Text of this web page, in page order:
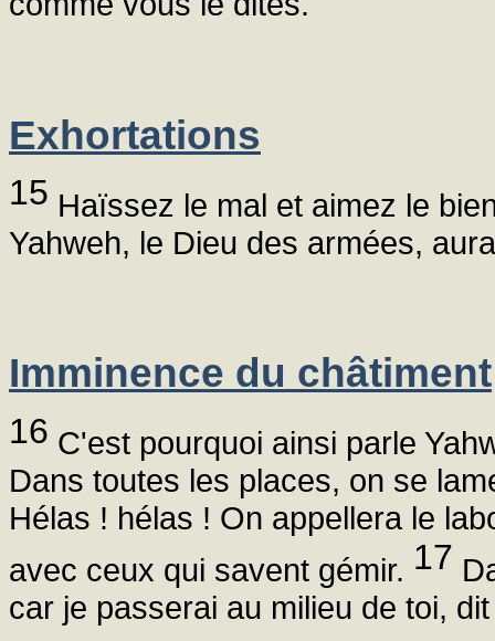
Exhortations
15 Haïssez le mal et aimez le
Yahweh, le Dieu des armées,
Imminence du châtiment
16 C'est pourquoi ainsi parle
Dans toutes les places, on se
Hélas ! hélas ! On appellera le
avec ceux qui savent gémir. 17
car je passerai au milieu de toi,